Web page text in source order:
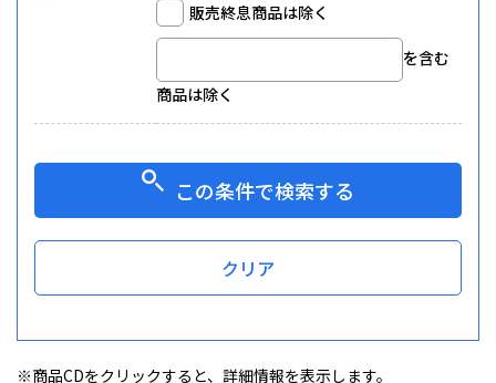
販売終息商品は除く
を含む
商品は除く
この条件で検索する
クリア
※商品CDをクリックすると、詳細情報を表示します。